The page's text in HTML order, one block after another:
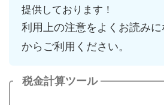
提供しております！
利用上の注意をよくお読みに
からご利用ください。
税金計算ツール